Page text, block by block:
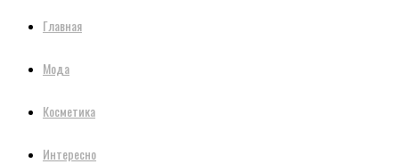
Главная
Мода
Косметика
Интересно